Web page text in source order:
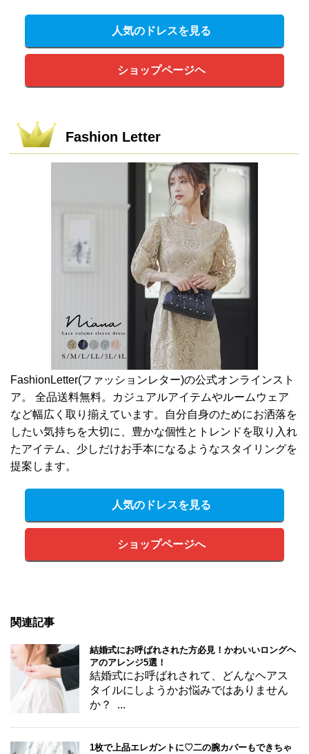
人気のドレスを見る
ショップページヘ
Fashion Letter
FashionLetter(ファッションレター)の公式オンラインスト
ア。 全品送料無料。カジュアルアイテムやルームウェア
など幅広く取り揃えています。自分自身のためにお洒落を
したい気持ちを大切に、豊かな個性とトレンドを取り入れ
たアイテム、少しだけお手本になるようなスタイリングを
提案します。
人気のドレスを見る
ショップページへ
関連記事
結婚式にお呼ばれされた方必見！かわいいロングヘ
アのアレンジ5選！
結婚式にお呼ばれされて、どんなヘアス
タイルにしようかお悩みではありません
か？ ...
1枚で上品エレガントに♡二の腕カバーもできちゃ